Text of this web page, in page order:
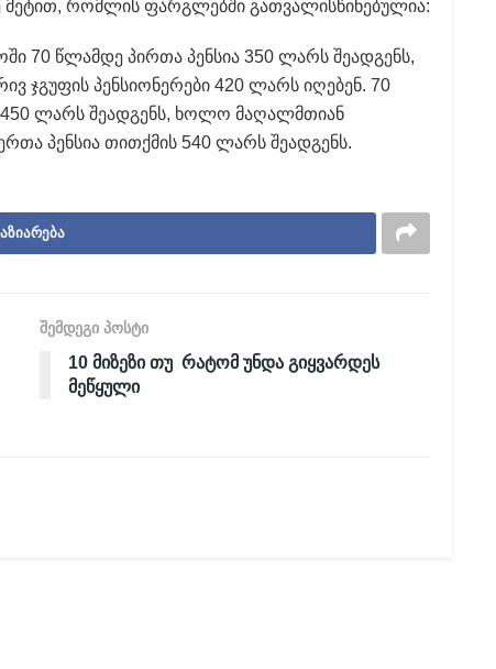
რომლის ფარგლებში გათვალისწინებულია:
70 წლამდე პირთა პენსია 350 ლარს შეადგენს,
ჯგუფის პენსიონერები 420 ლარს იღებენ. 70
450 ლარს შეადგენს, ხოლო მაღალმთიან
პენსია თითქმის 540 ლარს შეადგენს.
შემდეგი პოსტი
10 მიზეზი თუ რატომ უნდა გიყვარდეს
მეწყული